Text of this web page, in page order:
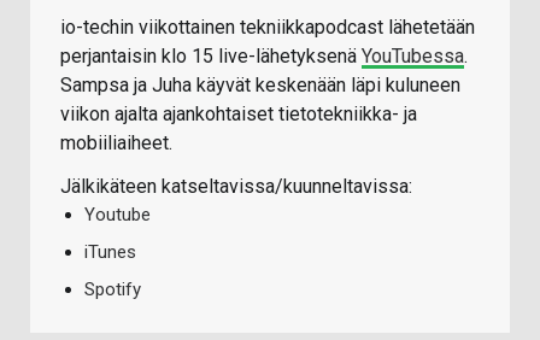
io-techin viikottainen tekniikkapodcast lähetetään
perjantaisin klo 15 live-lähetyksenä YouTubessa.
Sampsa ja Juha käyvät keskenään läpi kuluneen
viikon ajalta ajankohtaiset tietotekniikka- ja
mobiiliaiheet.
Jälkikäteen katseltavissa/kuunneltavissa:
Youtube
iTunes
Spotify